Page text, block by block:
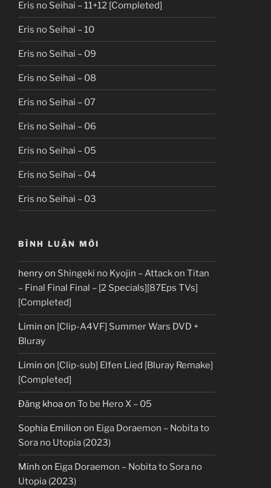
Eris no Seihai – 11+12 [Completed]
Eris no Seihai – 10
Eris no Seihai – 09
Eris no Seihai – 08
Eris no Seihai – 07
Eris no Seihai – 06
Eris no Seihai – 05
Eris no Seihai – 04
Eris no Seihai – 03
BÌNH LUẬN MỚI
henryon Shingeki no Kyojin – Attack on Titan
– Final Final Final – [2 Specials][87Eps TVs]
[Completed]
Limin on [Clip-A4VF] Summer Wars DVD +
Bluray
Limin on [Clip-sub] Elfen Lied [Bluray Remake]
[Completed]
Đăng khoaon To be Hero X – 05
Sophia Emilion on Eiga Doraemon – Nobita to
Sora no Utopia (2023)
Minh on Eiga Doraemon – Nobita to Sora no
Utopia (2023)